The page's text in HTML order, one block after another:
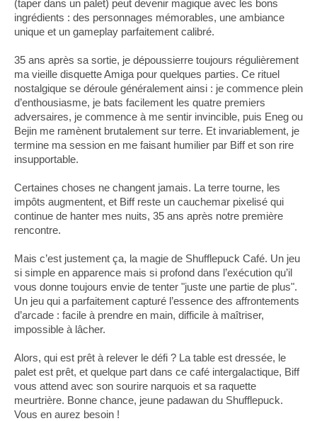
(taper dans un palet) peut devenir magique avec les bons
ingrédients : des personnages mémorables, une ambiance
unique et un gameplay parfaitement calibré.
35 ans après sa sortie, je dépoussierre toujours régulièrement
ma vieille disquette Amiga pour quelques parties. Ce rituel
nostalgique se déroule généralement ainsi : je commence plein
d’enthousiasme, je bats facilement les quatre premiers
adversaires, je commence à me sentir invincible, puis Eneg ou
Bejin me ramènent brutalement sur terre. Et invariablement, je
termine ma session en me faisant humilier par Biff et son rire
insupportable.
Certaines choses ne changent jamais. La terre tourne, les
impôts augmentent, et Biff reste un cauchemar pixelisé qui
continue de hanter mes nuits, 35 ans après notre première
rencontre.
Mais c’est justement ça, la magie de Shufflepuck Café. Un jeu
si simple en apparence mais si profond dans l’exécution qu’il
vous donne toujours envie de tenter "juste une partie de plus".
Un jeu qui a parfaitement capturé l’essence des affrontements
d’arcade : facile à prendre en main, difficile à maîtriser,
impossible à lâcher.
Alors, qui est prêt à relever le défi ? La table est dressée, le
palet est prêt, et quelque part dans ce café intergalactique, Biff
vous attend avec son sourire narquois et sa raquette
meurtrière. Bonne chance, jeune padawan du Shufflepuck.
Vous en aurez besoin !